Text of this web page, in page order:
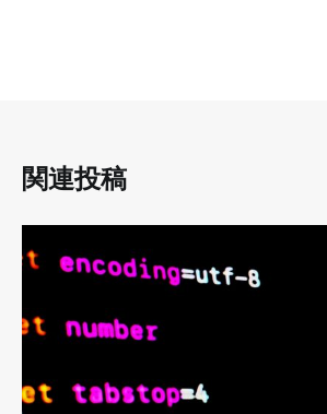
関連投稿